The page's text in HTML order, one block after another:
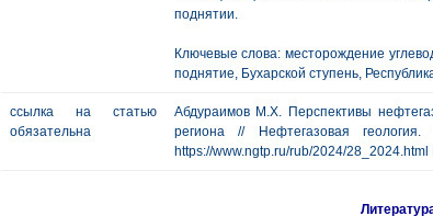
поднятии.
Ключевые слова: месторождение
поднятие, Бухарской ступень,
ссылка на статью
обязательна
Абдураимов М.Х. Перспективы
региона // Нефтегазовая
https://www.ngtp.ru/rub/2024/28_2024.html